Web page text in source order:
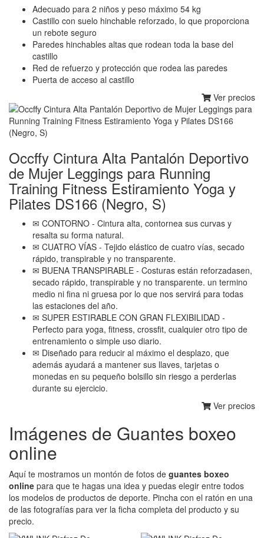
Adecuado para 2 niños y peso máximo 54 kg
Castillo con suelo hinchable reforzado, lo que proporciona
un rebote seguro
Paredes hinchables altas que rodean toda la base del
castillo
Red de refuerzo y protección que rodea las paredes
Puerta de acceso al castillo
Ver precios
Occffy Cintura Alta Pantalón Deportivo
de Mujer Leggings para Running
Training Fitness Estiramiento Yoga y
Pilates DS166 (Negro, S)
✉ CONTORNO - Cintura alta, contornea sus curvas y
resalta su forma natural.
✉ CUATRO VÍAS - Tejido elástico de cuatro vías, secado
rápido, transpirable y no transparente.
✉ BUENA TRANSPIRABLE - Costuras están reforzadasen,
secado rápido, transpirable y no transparente. un termino
medio ni fina ni gruesa por lo que nos servirá para todas
las estaciones del año.
✉ SUPER ESTIRABLE CON GRAN FLEXIBILIDAD -
Perfecto para yoga, fitness, crossfit, cualquier otro tipo de
entrenamiento o simple uso diario.
✉ Diseñado para reducir al máximo el desplazo, que
además ayudará a mantener sus llaves, tarjetas o
monedas en su pequeño bolsillo sin riesgo a perderlas
durante su ejercicio.
Ver precios
Imágenes de Guantes boxeo
online
Aquí te mostramos un montón de fotos de guantes boxeo
online para que te hagas una idea y puedas elegir entre todos
los modelos de productos de deporte. Pincha con el ratón en una
de las fotografías para ver la ficha completa del producto y su
precio.